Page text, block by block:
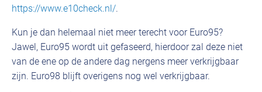
https://www.e10check.nl/.
Kun je dan helemaal niet meer terecht voor Euro95?
Jawel, Euro95 wordt uit gefaseerd, hierdoor zal deze niet
van de ene op de andere dag nergens meer verkrijgbaar
zijn. Euro98 blijft overigens nog wel verkrijgbaar.